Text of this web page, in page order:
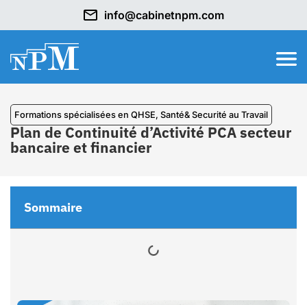
info@cabinetnpm.com
⁠Formations spécialisées en QHSE, Santé& Securité au Travail
Plan de Continuité d’Activité PCA secteur
bancaire et financier
Sommaire